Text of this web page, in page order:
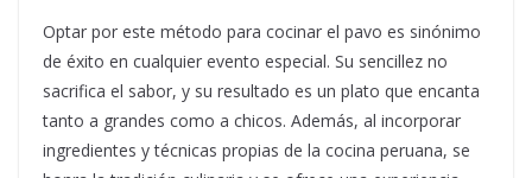
Optar por este método para cocinar el pavo es sinónimo
de éxito en cualquier evento especial. Su sencillez no
sacrifica el sabor, y su resultado es un plato que encanta
tanto a grandes como a chicos. Además, al incorporar
ingredientes y técnicas propias de la cocina peruana, se